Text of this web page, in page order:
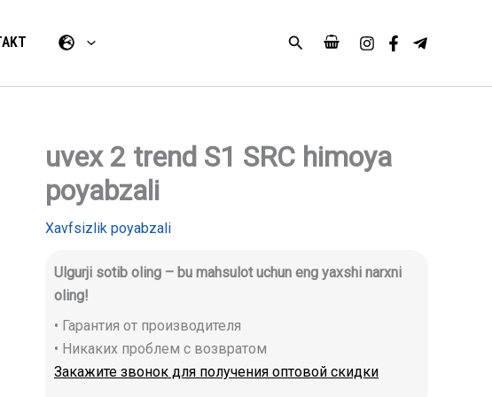
Search
uvex 2 trend S1 SRC himoya
poyabzali
Xavfsizlik poyabzali
Ulgurji sotib oling – bu mahsulot uchun eng yaxshi narxni
oling!
• Гарантия от производителя
• Никаких проблем с возвратом
Закажите звонок для получения оптовой скидки
uvex
2
trend
S1
himoya
miqdori